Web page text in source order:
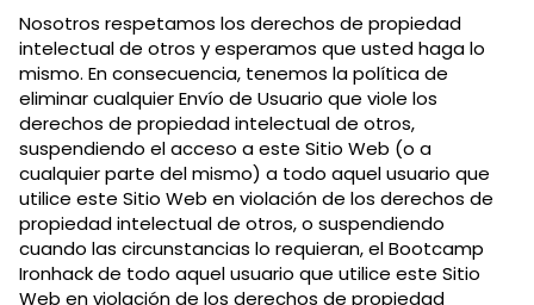
Nosotros respetamos los derechos de propiedad
intelectual de otros y esperamos que usted haga lo
mismo. En consecuencia, tenemos la política de
eliminar cualquier Envío de Usuario que viole los
derechos de propiedad intelectual de otros,
suspendiendo el acceso a este Sitio Web (o a
cualquier parte del mismo) a todo aquel usuario que
utilice este Sitio Web en violación de los derechos de
propiedad intelectual de otros, o suspendiendo
cuando las circunstancias lo requieran, el Bootcamp
Ironhack de todo aquel usuario que utilice este Sitio
Web en violación de los derechos de propiedad